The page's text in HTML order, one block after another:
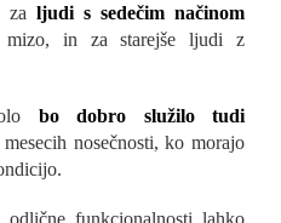
za ljudi s sedečim načinom
mizo, in za starejše ljudi z
bo dobro služilo tudi
nosečnosti, ko morajo
odlične funkcionalnosti lahko